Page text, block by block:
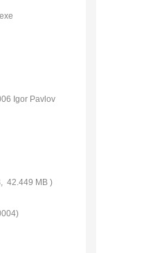
Igor Pavlov
42.449 MB )